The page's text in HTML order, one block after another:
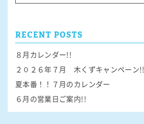
RECENT POSTS
８月カレンダー!!
２０２６年７月 木くずキャンペーン!!
夏本番！！７月のカレンダー
６月の営業日ご案内!!